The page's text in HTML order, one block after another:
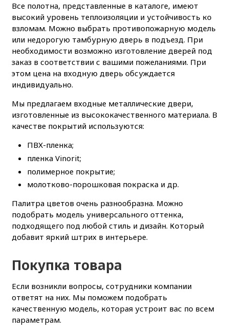
Все полотна, представленные в каталоге, имеют
высокий уровень теплоизоляции и устойчивость ко
взломам. Можно выбрать противопожарную модель
или недорогую тамбурную дверь в подъезд. При
необходимости возможно изготовление дверей под
заказ в соответствии с вашими пожеланиями. При
этом цена на входную дверь обсуждается
индивидуально.
Мы предлагаем входные металлические двери,
изготовленные из высококачественного материала. В
качестве покрытий используются:
ПВХ-пленка;
пленка Vinorit;
полимерное покрытие;
молотково-порошковая покраска и др.
Палитра цветов очень разнообразна. Можно
подобрать модель универсального оттенка,
подходящего под любой стиль и дизайн. Который
добавит яркий штрих в интерьере.
Покупка товара
Если возникли вопросы, сотрудники компании
ответят на них. Мы поможем подобрать
качественную модель, которая устроит вас по всем
параметрам.